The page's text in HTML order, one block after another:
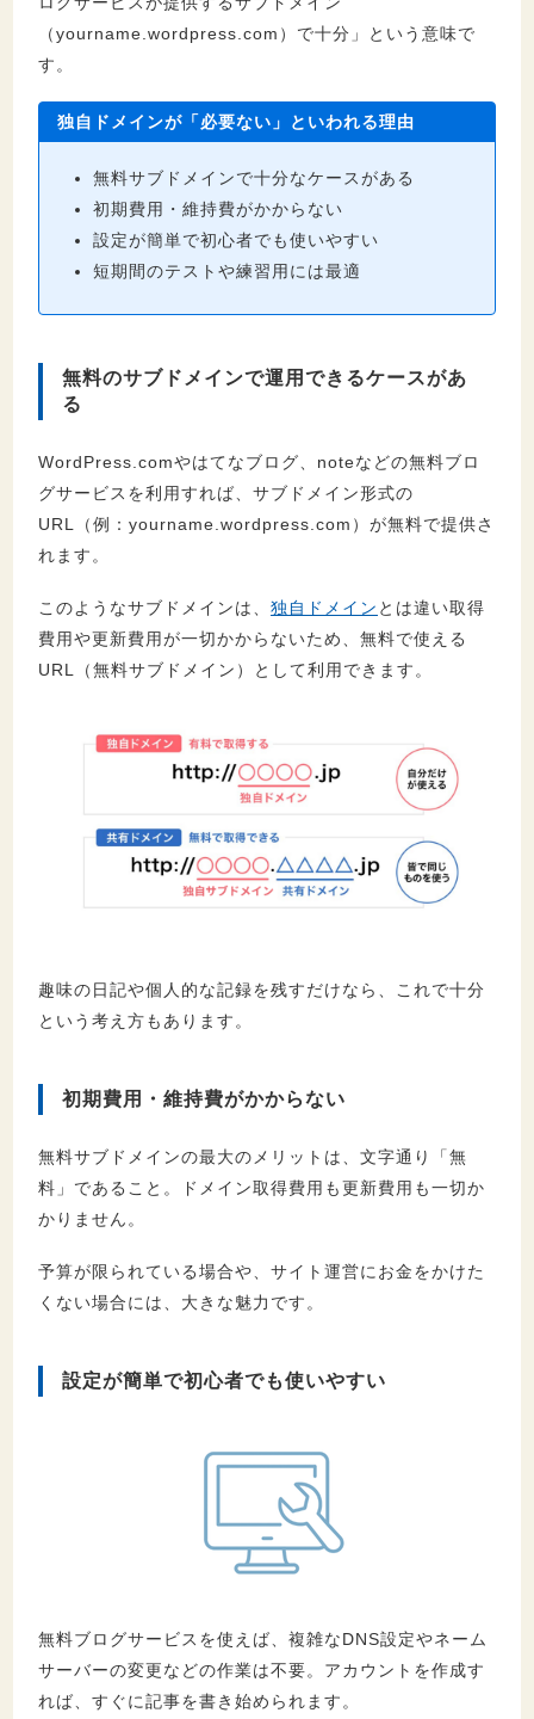
4.1.
ビジネス・副業で使う
4.2.収益化を前提に運用する
4.3.信頼性・ブランドを重視する
4.4.SEO対策を本格的に行いたい
4.5.独自ドメインのメールを利用したい
4.6. 長期的にサイト運営する予定
4.7.ブランディングを重視する
5.独自ドメインのよくある誤解
5.2.設定が難しい
5.3.今すぐ独自ドメインにしないといけない
5.4.有名でないと独自ドメインの意味がない
6. 独自ドメイン取得にかかる費用の目安
6.1.初年度にかかる費用（取得費用）
6.2.2年目以降にかかる費用（更新費用）
6.4.トータルコストでの考え方
無料サブドメインから移行する場合の注意点
7.1.
URL変更によるSEOへの影響
リダイレクト設定の制限
8.独自ドメインの選び方
8.2.ドメイン種類（TLD）の選び方
9.1.チェックリスト
9.2.ドメイン必要度判定結果
ドメインを検索する
ドメインを取得する
サーバーと連携する
サイトを公開する
11. まとめ
（yourname.wordpress.com）で十分」という意味で
す。
独自ドメインが「必要ない」といわれる理由
無料サブドメインで十分なケースがある
初期費用・維持費がかからない
設定が簡単で初心者でも使いやすい
短期間のテストや練習用には最適
無料のサブドメインで運用できるケースがあ
る
WordPress.comやはてなブログ、noteなどの無料ブロ
グサービスを利用すれば、サブドメイン形式の
URL（例：yourname.wordpress.com）が無料で提供さ
れます。
このようなサブドメインは、 独自ドメイン とは違い取得
費用や更新費用が一切かからないため、無料で使える
URL（無料サブドメイン）として利用できます。
趣味の日記や個人的な記録を残すだけなら、これで十分
という考え方もあります。
初期費用・維持費がかからない
無料サブドメインの最大のメリットは、文字通り「無
料」であること。ドメイン取得費用も更新費用も一切か
かりません。
予算が限られている場合や、サイト運営にお金をかけた
くない場合には、大きな魅力です。
設定が簡単で初心者でも使いやすい
無料ブログサービスを使えば、複雑なDNS設定やネーム
サーバーの変更などの作業は不要。アカウントを作成す
れば、すぐに記事を書き始められます。